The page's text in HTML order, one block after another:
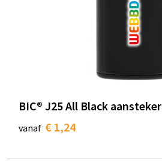
BIC® J25 All Black aansteker
vanaf € 1,24